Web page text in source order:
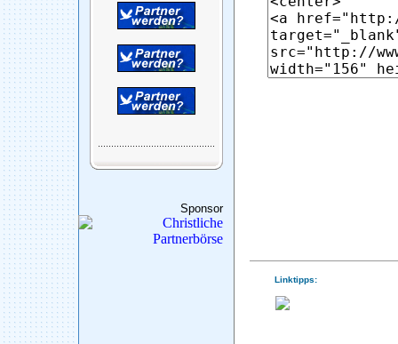
Sponsor
Linktipps: